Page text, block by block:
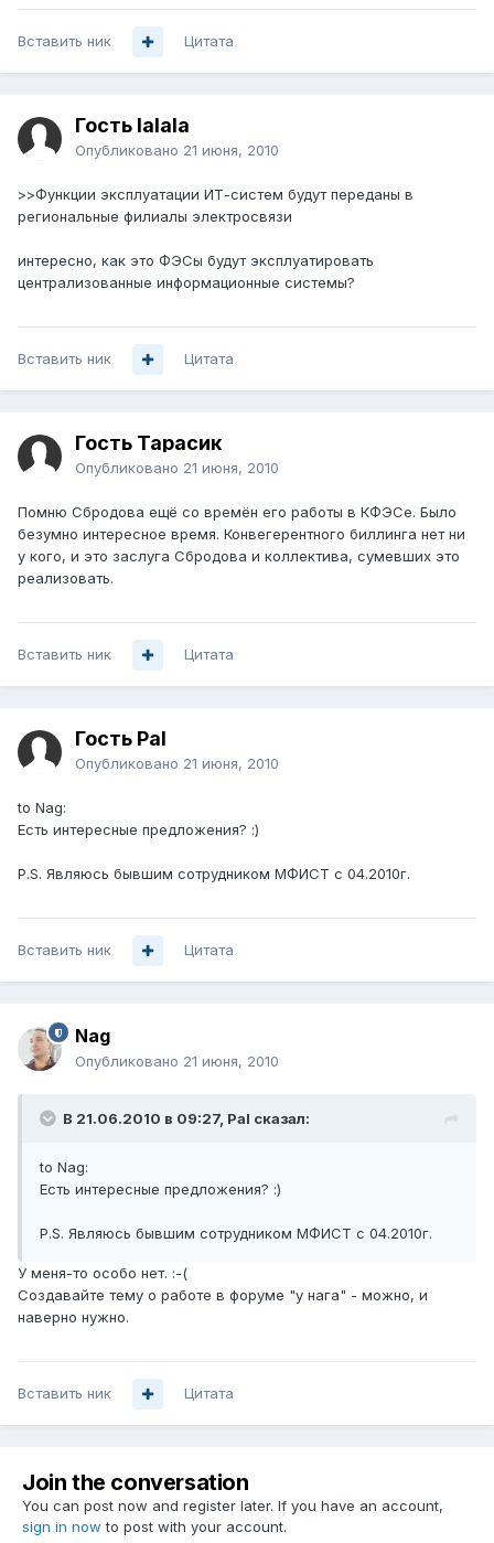
Вставить ник Цитата
Гость lalala
Опубликовано 21 июня, 2010
>>Функции эксплуатации ИТ-систем будут переданы в
региональные филиалы электросвязи
интересно, как это ФЭСы будут эксплуатировать
централизованные информационные системы?
Вставить ник Цитата
Гость Тарасик
Опубликовано 21 июня, 2010
Помню Сбродова ещё со времён его работы в КФЭСе. Было
безумно интересное время. Конвегерентного биллинга нет ни
у кого, и это заслуга Сбродова и коллектива, сумевших это
реализовать.
Вставить ник Цитата
Гость Pal
Опубликовано 21 июня, 2010
to Nag:
Есть интересные предложения? :)
P.S. Являюсь бывшим сотрудником МФИСТ с 04.2010г.
Вставить ник Цитата
Nag
Опубликовано 21 июня, 2010
В 21.06.2010 в 09:27, Pal сказал:
to Nag:
Есть интересные предложения? :)
P.S. Являюсь бывшим сотрудником МФИСТ с 04.2010г.
У меня-то особо нет. :-(
Создавайте тему о работе в форуме "у нага" - можно, и
наверно нужно.
Вставить ник Цитата
Join the conversation
You can post now and register later. If you have an account,
sign in now to post with your account.